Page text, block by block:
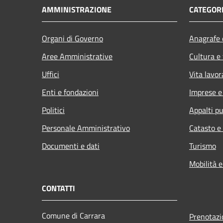
AMMINISTRAZIONE
Organi di Governo
Aree Amministrative
Uffici
Enti e fondazioni
Politici
Personale Amministrativo
Documenti e dati
Cultura
Vita
Imprese
Appalti
Catasto
Turismo
Mobilità
CONTATTI
Comune di Carrara